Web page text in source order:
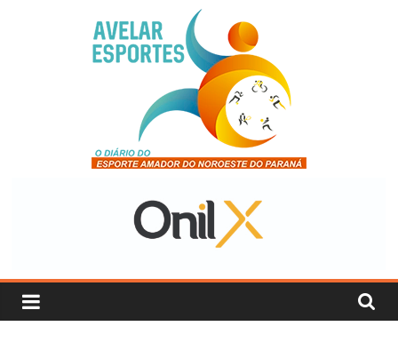
Esportes
O
Diário